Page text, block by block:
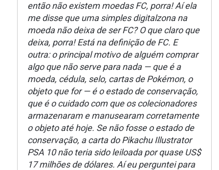
então não existem moedas FC, porra! Aí ela
me disse que uma simples digitalzona na
moeda não deixa de ser FC? O que claro que
deixa, porra! Está na definição de FC. E
outra: o principal motivo de alguém comprar
algo que não serve para nada — que é a
moeda, cédula, selo, cartas de Pokémon, o
objeto que for — é o estado de conservação,
que é o cuidado com que os colecionadores
armazenaram e manusearam corretamente
o objeto até hoje. Se não fosse o estado de
conservação, a carta do Pikachu Illustrator
PSA 10 não teria sido leiloada por quase US$
17 milhões de dólares. Aí eu perguntei para